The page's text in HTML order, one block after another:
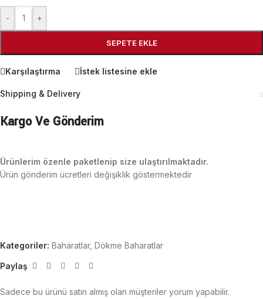
- +
SEPETE EKLE
Karşılaştırma İstek listesine ekle
Shipping & Delivery
Kargo Ve Gönderim
Ürünlerim özenle paketlenip size ulaştırılmaktadır.
Ürün gönderim ücretleri değişiklik göstermektedir
Kategoriler: Baharatlar, Dökme Baharatlar
Paylaş
Sadece bu ürünü satın almış olan müşteriler yorum yapabilir.